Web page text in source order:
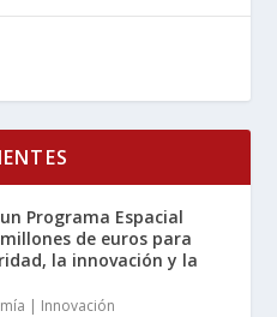
Programa Espacial
de euros para
la innovación y la
| Innovación